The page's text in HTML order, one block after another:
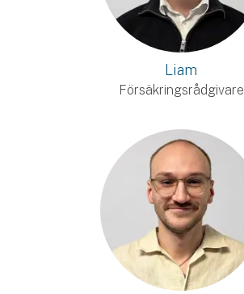
Liam
Försäkringsrådgivare